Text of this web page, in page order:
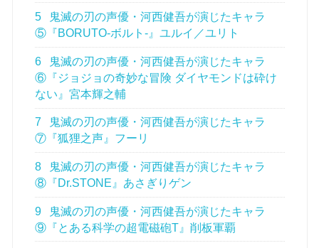
5
鬼滅の刃の声優・河西健吾が演じたキャラ
⑤『BORUTO-ボルト-』ユルイ／ユリト
6
鬼滅の刃の声優・河西健吾が演じたキャラ
⑥『ジョジョの奇妙な冒険 ダイヤモンドは砕け
ない』宮本輝之輔
7
鬼滅の刃の声優・河西健吾が演じたキャラ
⑦『狐狸之声』フーリ
8
鬼滅の刃の声優・河西健吾が演じたキャラ
⑧『Dr.STONE』あさぎりゲン
9
鬼滅の刃の声優・河西健吾が演じたキャラ
⑨『とある科学の超電磁砲T』削板軍覇